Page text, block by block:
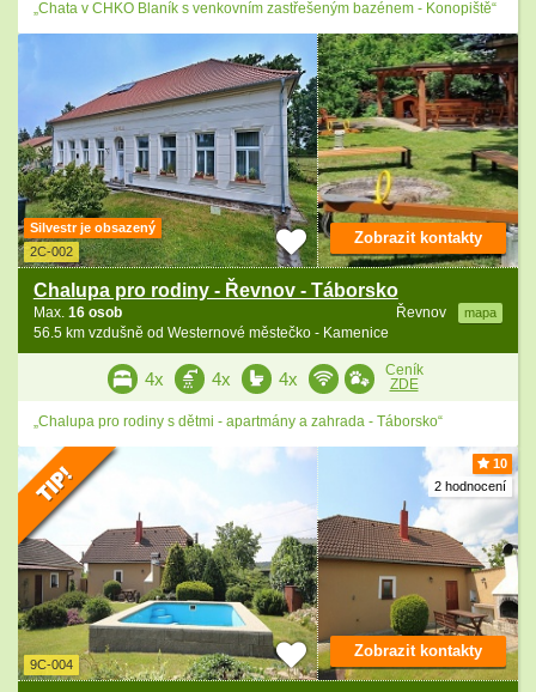
„Chata v CHKO Blaník s venkovním zastřešeným bazénem - Konopiště“
Silvestr je obsazený
2C-002
Chalupa pro rodiny - Řevnov - Táborsko
Řevnov mapa
Max. 16 osob
56.5 km vzdušně od Westernové městečko - Kamenice
Zobrazit kontakty
4x 4x 4x
Ceník
ZDE
„Chalupa pro rodiny s dětmi - apartmány a zahrada - Táborsko“
10
2 hodnocení
9C-004
Zobrazit kontakty